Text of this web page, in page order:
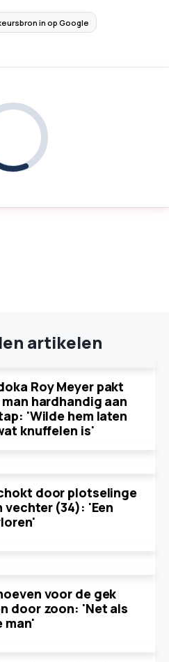
in op Google
artikelen
Roy Meyer pakt
hardhandig aan
'Wilde hem laten
knuffelen is'
door plotselinge
vechter (34): 'Een
voor de gek
door zoon: 'Net als
man'